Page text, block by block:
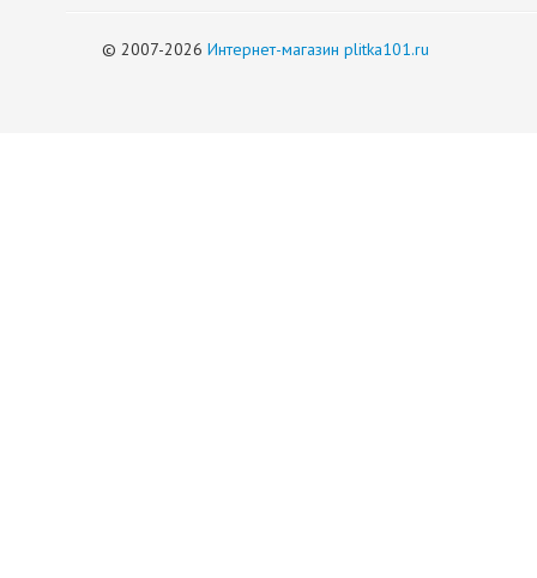
© 2007-2026 Интернет-магазин plitka101.ru